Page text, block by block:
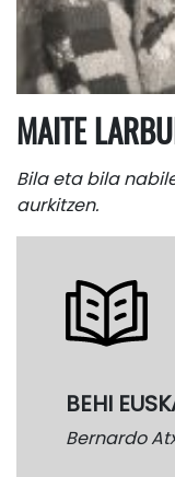
MAITE
Bila eta bila
aurkitzen.
BEHI
Bernardo